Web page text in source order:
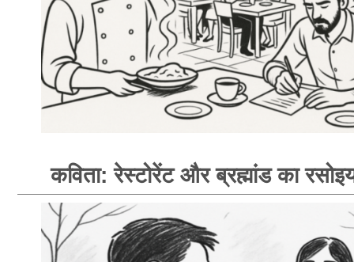
कविता: रेस्टोरेंट और ब्रह्मांड का